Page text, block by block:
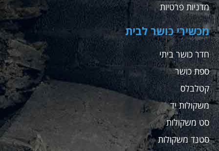
מדניות פרטיות
מכשירי כושר לבית
חדר כושר ביתי
ספת כושר
קטלבלס
משקולות יד
סט משקולות
סטנד משקולות